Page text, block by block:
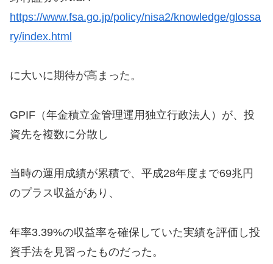
https://www.fsa.go.jp/policy/nisa2/knowledge/glossa
ry/index.html
に大いに期待が高まった。
GPIF（年金積立金管理運用独立行政法人）が、投
資先を複数に分散し
当時の運用成績が累積で、平成28年度まで69兆円
のプラス収益があり、
年率3.39%の収益率を確保していた実績を評価し投
資手法を見習ったものだった。